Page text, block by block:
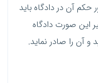
آن در دادگاه باید
این صورت دادگاه
و آن را صادر نماید.